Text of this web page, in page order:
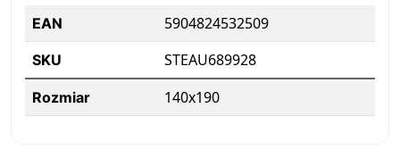
EAN 5904824532509
SKU STEAU689928
Rozmiar 140x190